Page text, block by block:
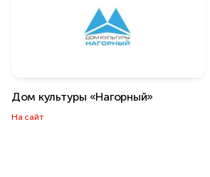
Дом культуры «Нагорный»
На сайт